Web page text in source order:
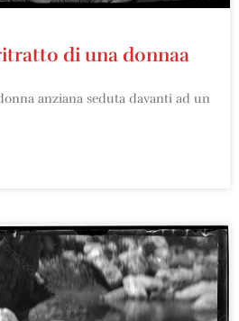
di una donnaa
anziana seduta davanti ad un